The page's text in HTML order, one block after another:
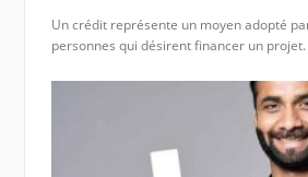
Un crédit représente un moyen adopté
personnes qui désirent financer un